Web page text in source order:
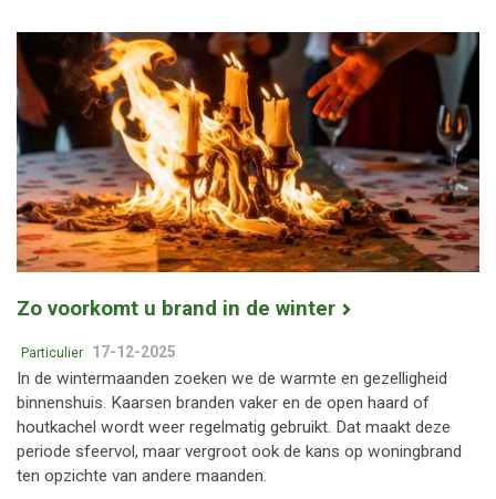
Zo voorkomt u brand in de winter
Particulier 17-12-2025
In de wintermaanden zoeken we de warmte en gezelligheid
binnenshuis. Kaarsen branden vaker en de open haard of
houtkachel wordt weer regelmatig gebruikt. Dat maakt deze
periode sfeervol, maar vergroot ook de kans op woningbrand
ten opzichte van andere maanden.